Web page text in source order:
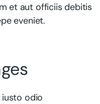
et aut officiis debitis
eveniet.
odio